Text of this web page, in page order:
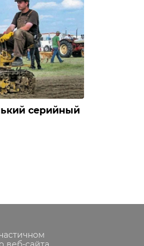
серийный